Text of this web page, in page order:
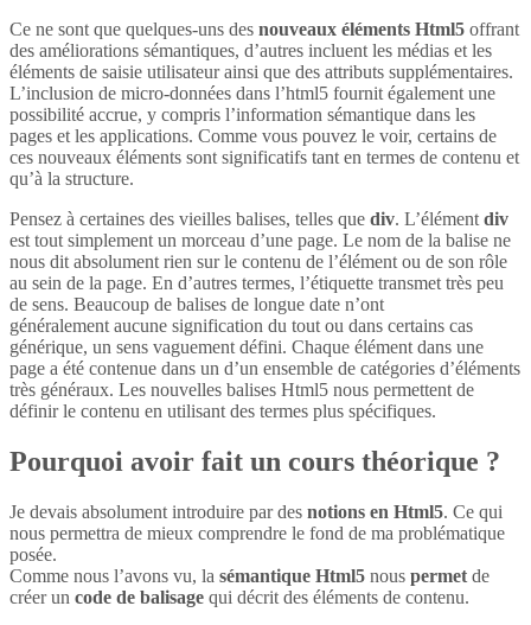
Ce ne sont que quelques-uns des nouveaux éléments Html5 offrant
des améliorations sémantiques, d’autres incluent les médias et les
éléments de saisie utilisateur ainsi que des attributs supplémentaires.
L’inclusion de micro-données dans l’html5 fournit également une
possibilité accrue, y compris l’information sémantique dans les
pages et les applications. Comme vous pouvez le voir, certains de
ces nouveaux éléments sont significatifs tant en termes de contenu et
qu’à la structure.
Pensez à certaines des vieilles balises, telles que div. L’élément div
est tout simplement un morceau d’une page. Le nom de la balise ne
nous dit absolument rien sur le contenu de l’élément ou de son rôle
au sein de la page. En d’autres termes, l’étiquette transmet très peu
de sens. Beaucoup de balises de longue date n’ont
généralement aucune signification du tout ou dans certains cas
générique, un sens vaguement défini. Chaque élément dans une
page a été contenue dans un d’un ensemble de catégories d’éléments
très généraux. Les nouvelles balises Html5 nous permettent de
définir le contenu en utilisant des termes plus spécifiques.
Pourquoi avoir fait un cours théorique ?
Je devais absolument introduire par des notions en Html5. Ce qui
nous permettra de mieux comprendre le fond de ma problématique
posée.
Comme nous l’avons vu, la sémantique Html5 nous permet de
créer un code de balisage qui décrit des éléments de contenu.